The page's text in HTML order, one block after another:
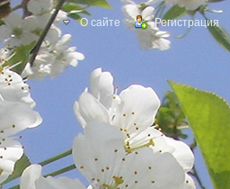
О сайте Регистрация